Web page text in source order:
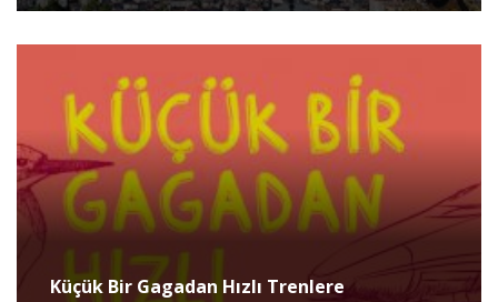
Küçük Bir Gagadan Hızlı Trenlere